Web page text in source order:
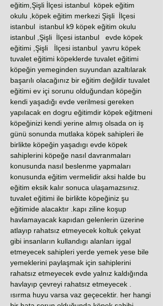
eğitim,Şişli İlçesi istanbul köpek eğitim
okulu ,köpek eğitim merkezi Şişli İlçesi
istanbul istanbul k9 köpek eğitim okulu
istanbul ,Şişli İlçesi istanbul evde köpek
eğitimi ,Şişli İlçesi istanbul yavru köpek
tuvalet eğitimi köpeklerde tuvalet eğitimi
köpeğin yemeginden suyundan azaltılarak
başarılı olacağınız bir eğitim değildir tuvalet
eğitimi ev içi sorunu olduğundan köpeğin
kendi yaşadığı evde verilmesi gereken
yapılacak en dogru eğitimdir köpek eğitmeni
köpeğinizi kendi yerine almış olsada on iş
günü sonunda mutlaka köpek sahipleri ile
birlikte köpeğin yaşadıgı evde köpek
sahiplerini köpeğe nasıl davranmaları
konusunda nasıl beslenme yapmaları
konusunda eğitim vermelidir aksi halde bu
eğitim eksik kalır sonuca ulaşamazsınız.
tuvalet eğitimi ile birlikte köpeğiniz şu
eğitimide alacaktır .kapı ziline koşup
havlamayacak kapıdan gelenlerin üzerine
atlayıp rahatsız etmeyecek koltuk çekyat
gibi insanların kullandıgı alanları işgal
etmeyecek sahipleri yerde yemek yese bile
yemeklerini paylaşmak için sahiplerini
rahatsız etmeyecek evde yalnız kaldığında
havlayıp çevreyi rahatsız etmeyecek .
ısırma huyu varsa vaz geçecektir. her hangi